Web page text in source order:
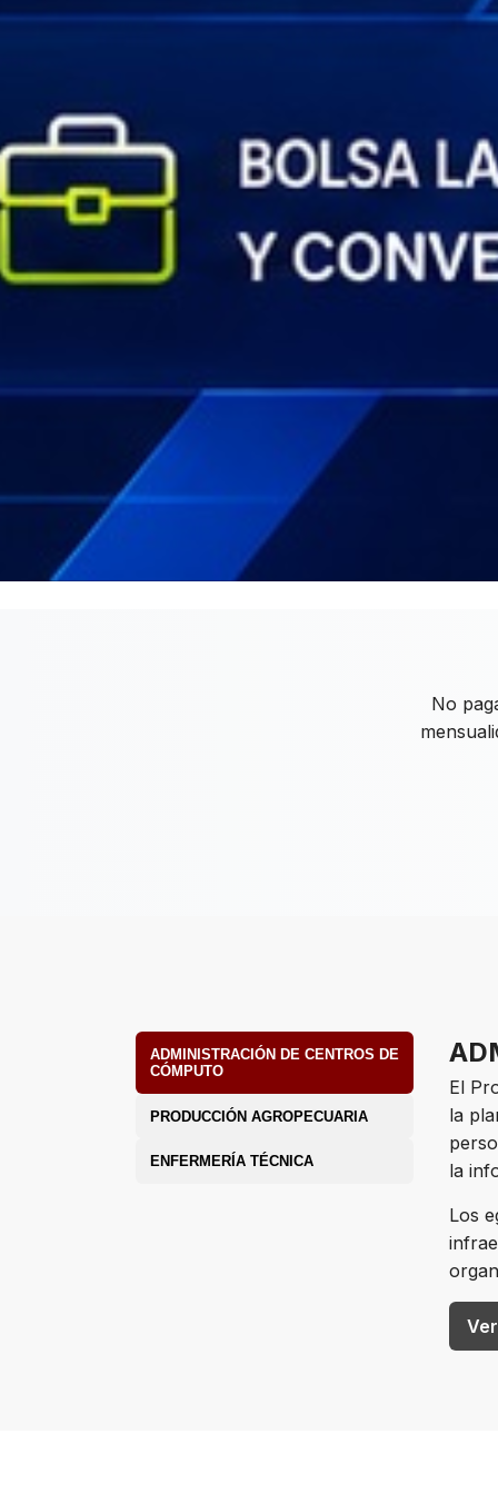
No
ADMINISTRACIÓN DE CENTROS DE
CÓMPUTO
PRODUCCIÓN AGROPECUARIA
ENFERMERÍA TÉCNICA
El
la
la
Los